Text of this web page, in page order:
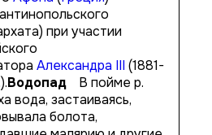
при участии
Александра III(1881-
Водопад В пойме р.
вода, застаиваясь,
болота,